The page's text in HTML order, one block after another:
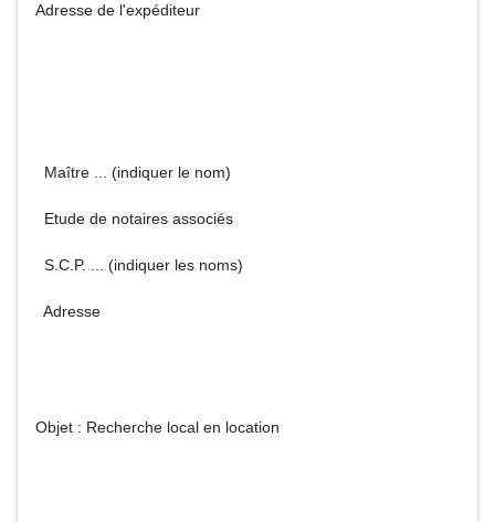
Adresse de l'expéditeur
Maître ... (indiquer le nom)
Etude de notaires associés
S.C.P. ... (indiquer les noms)
Adresse
Objet : Recherche local en location